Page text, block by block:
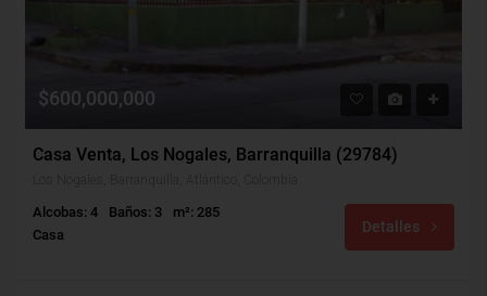
$600,000,000
Casa Venta, Los Nogales, Barranquilla (29784)
Alcobas: 4 Baños: 3
m²: 285
Casa
Detalles